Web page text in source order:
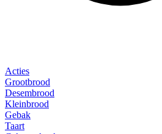
Acties
Grootbrood
Desembrood
Kleinbrood
Gebak
Taart